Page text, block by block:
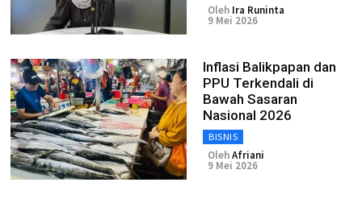
Oleh Ira Runinta
9 Mei 2026
Inflasi Balikpapan dan
PPU Terkendali di
Bawah Sasaran
Nasional 2026
BISNIS
OlehAfriani
9 Mei 2026